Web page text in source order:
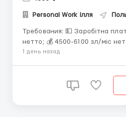
Personal Work Ілля
Требования: 💵 Заробітна плата 20.00-23,5 зл/год
нетто; 💰 4500-6100 зл/міс нетто; 38 000-52 000 грн;
1030-1400$; 📈 Робота по 12 годин в день; 👬 Для
договором Umowa Zle...
1 день назад